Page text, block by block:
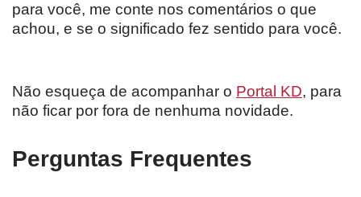
para você, me conte nos comentários o que
achou, e se o significado fez sentido para você.
Não esqueça de acompanhar o Portal KD, para
não ficar por fora de nenhuma novidade.
Perguntas Frequentes